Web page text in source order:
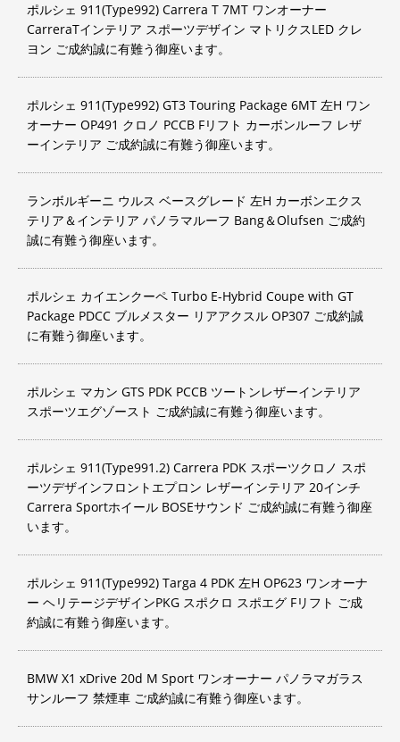
ポルシェ 911(Type992) Carrera T 7MT ワンオーナー
CarreraTインテリア スポーツデザイン マトリクスLED クレ
ヨン ご成約誠に有難う御座います。
ポルシェ 911(Type992) GT3 Touring Package 6MT 左H ワン
オーナー OP491 クロノ PCCB Fリフト カーボンルーフ レザ
ーインテリア ご成約誠に有難う御座います。
ランボルギーニ ウルス ベースグレード 左H カーボンエクス
テリア＆インテリア パノラマルーフ Bang＆Olufsen ご成約
誠に有難う御座います。
ポルシェ カイエンクーペ Turbo E-Hybrid Coupe with GT
Package PDCC ブルメスター リアアクスル OP307 ご成約誠
に有難う御座います。
ポルシェ マカン GTS PDK PCCB ツートンレザーインテリア
スポーツエグゾースト ご成約誠に有難う御座います。
ポルシェ 911(Type991.2) Carrera PDK スポーツクロノ スポ
ーツデザインフロントエプロン レザーインテリア 20インチ
Carrera Sportホイール BOSEサウンド ご成約誠に有難う御座
います。
ポルシェ 911(Type992) Targa 4 PDK 左H OP623 ワンオーナ
ー ヘリテージデザインPKG スポクロ スポエグ Fリフト ご成
約誠に有難う御座います。
BMW X1 xDrive 20d M Sport ワンオーナー パノラマガラス
サンルーフ 禁煙車 ご成約誠に有難う御座います。